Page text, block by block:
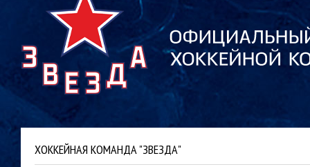
ХОККЕЙНАЯ КОМАНДА "ЗВЕЗДА"